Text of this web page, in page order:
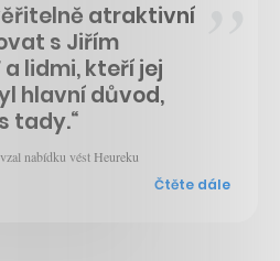
atraktivní
s Jiřím
a lidmi, kteří jej
hlavní důvod,
tady.“
nabídku vést Heureku
Čtěte dále